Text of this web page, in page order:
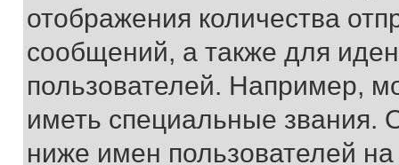
отображения количества
сообщений, а также для
пользователей. Например,
иметь специальные звания.
ниже имен пользователей